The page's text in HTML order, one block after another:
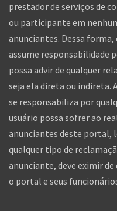
prestador de serviços de
ou participante em
anunciantes. Dessa
assume responsabilidade
possa advir de qualquer
seja ela direta ou indireta.
se responsabiliza por
usuário possa sofrer ao
anunciantes deste portal,
qualquer tipo de
anunciante, deve eximir
o portal e seus